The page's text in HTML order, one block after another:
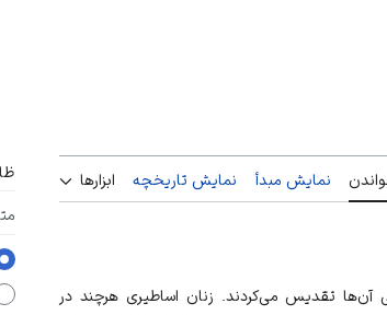
نمایش مبدأ نمایش تاریخچه ابزارها
آن‌ها تقدیس می‌کردند. زنان اساطیری هرچند در